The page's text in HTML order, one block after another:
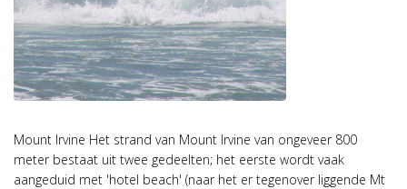
Mount Irvine Het strand van Mount Irvine van ongeveer 800
meter bestaat uit twee gedeelten; het eerste wordt vaak
aangeduid met 'hotel beach' (naar het er tegenover liggende Mt